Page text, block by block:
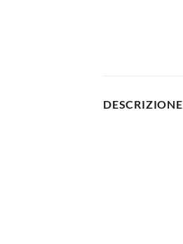
DESCRIZIONE